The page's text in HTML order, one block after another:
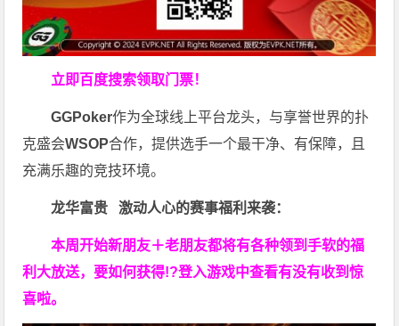
立即百度搜索领取门票！
GGPoker作为全球线上平台龙头，与享誉世界的扑
克盛会WSOP合作，提供选手一个最干净、有保障，且
充满乐趣的竞技环境。
龙华富贵 激动人心的赛事福利来袭：
本周开始新朋友＋老朋友都将有各种领到手软的福
利大放送，要如何获得!?登入游戏中查看有没有收到惊
喜啦。